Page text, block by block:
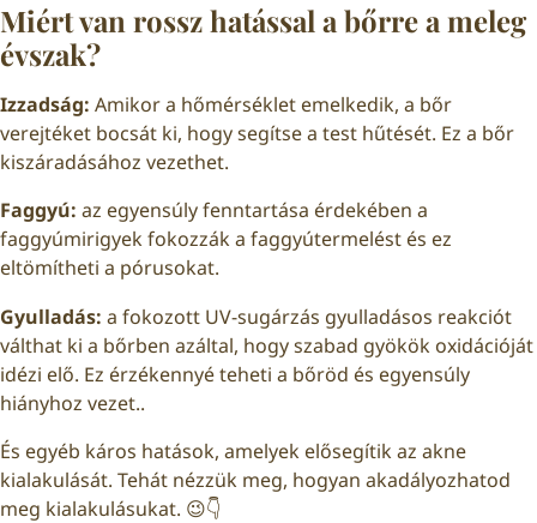
Miért van rossz hatással a bőrre a meleg
évszak?
Izzadság: Amikor a hőmérséklet emelkedik, a bőr
verejtéket bocsát ki, hogy segítse a test hűtését. Ez a bőr
kiszáradásához vezethet.
Faggyú: az egyensúly fenntartása érdekében a
faggyúmirigyek fokozzák a faggyútermelést és ez
eltömítheti a pórusokat.
Gyulladás: a fokozott UV-sugárzás gyulladásos reakciót
válthat ki a bőrben azáltal, hogy szabad gyökök oxidációját
idézi elő. Ez érzékennyé teheti a bőröd és egyensúly
hiányhoz vezet..
És egyéb káros hatások, amelyek elősegítik az akne
kialakulását. Tehát nézzük meg, hogyan akadályozhatod
meg kialakulásukat. 😉👇